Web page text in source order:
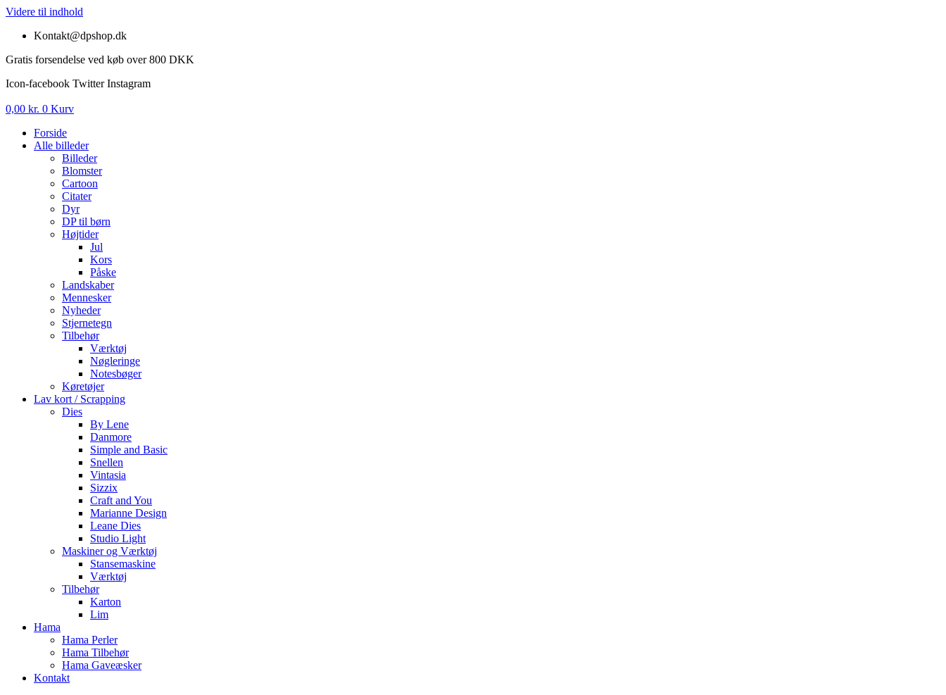
Videre til indhold
Kontakt@dpshop.dk
Gratis forsendelse ved køb over 800 DKK
Icon-facebook Twitter Instagram
0,00 kr. 0 Kurv
Forside
Alle billeder
Billeder
Blomster
Cartoon
Citater
Dyr
DP til børn
Højtider
Jul
Kors
Påske
Landskaber
Mennesker
Nyheder
Stjernetegn
Tilbehør
Værktøj
Nøgleringe
Notesbøger
Køretøjer
Lav kort / Scrapping
Dies
By Lene
Danmore
Simple and Basic
Snellen
Vintasia
Sizzix
Craft and You
Marianne Design
Leane Dies
Studio Light
Maskiner og Værktøj
Stansemaskine
Værktøj
Tilbehør
Karton
Lim
Hama
Hama Perler
Hama Tilbehør
Hama Gaveæsker
Kontakt